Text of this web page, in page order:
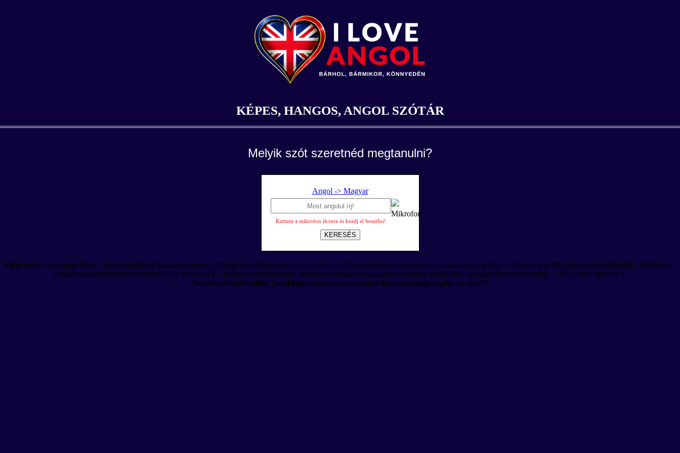
KÉPES, HANGOS, ANGOL SZÓTÁR
Melyik szót szeretnéd megtanulni?
Angol -> Magyar
Kattints a mikrofon ikonra és kezdj el beszélni!
KERESÉS
Fatal error: Uncaught Error: Call to undefined function connect_dbEng2() in /home/webmulti/public_html/kepes-hangos-angolszotar.hu/angol-magyar.php:12 Stack trace: #0 /home/webmulti/public_html/kepes-
hangos-angolszotar.hu/szotar.php(892): include() #1 /home/webmulti/public_html/kepes-hangos-angolszotar.hu/index.php(2349): include('/home/webmulti/...') #2 {main} thrown in
/home/webmulti/public_html/kepes-hangos-angolszotar.hu/angol-magyar.php on line 12